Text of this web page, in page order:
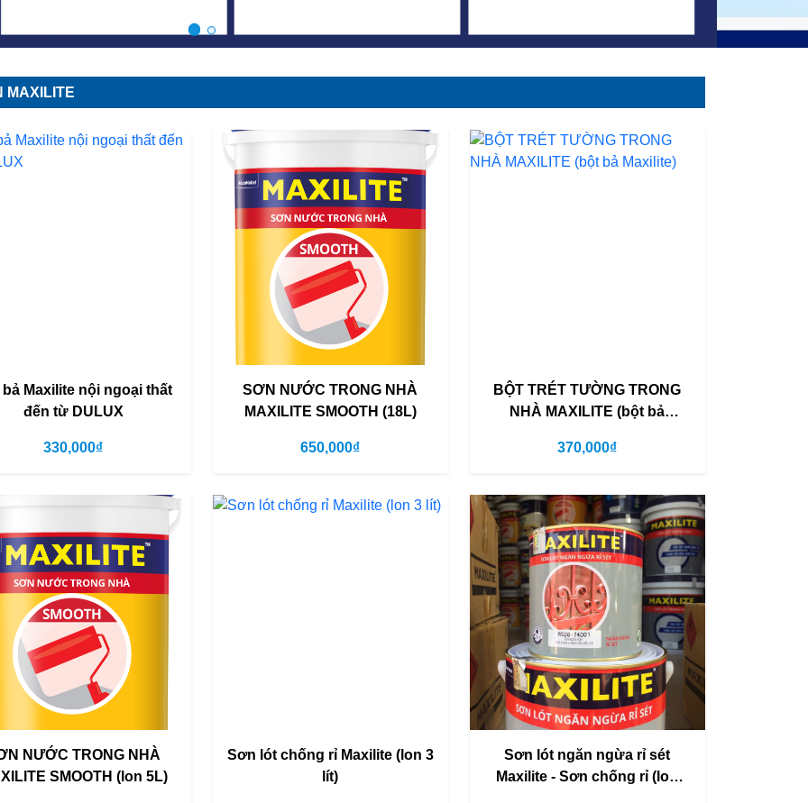
MAXILITE
Maxilite nội ngoại thất
đến từ DULUX
330,000₫
SƠN NƯỚC TRONG NHÀ
MAXILITE SMOOTH (18L)
650,000₫
BỘT TRÉT TƯỜNG TRONG
NHÀ MAXILITE (bột bả
370,000₫
NƯỚC TRONG NHÀ
SMOOTH (lon 5L)
Sơn lót chống rỉ Maxilite (lon 3
lít)
Sơn lót ngăn ngừa rỉ sét
Maxilite - Sơn chống rỉ (lon